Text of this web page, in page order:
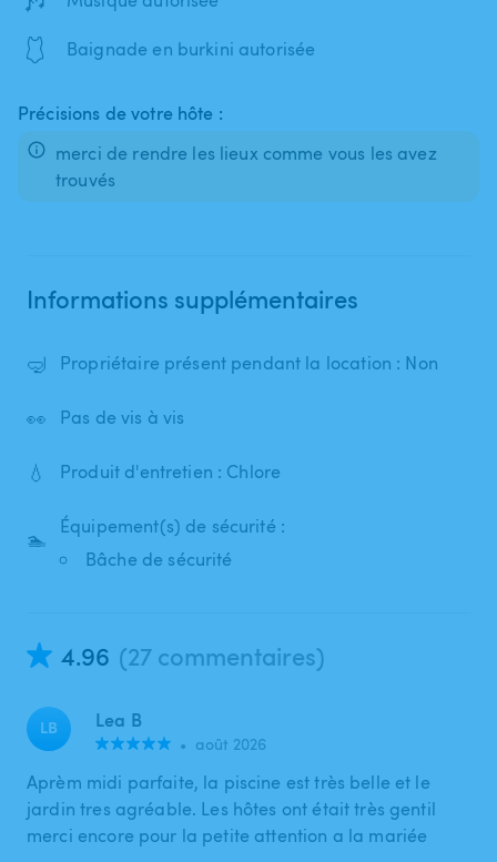
🩱 Baignade en burkini autorisée
Précisions de votre hôte :
merci de rendre les lieux comme vous les avez
trouvés
Informations supplémentaires
🤿 Propriétaire présent pendant la location : Non
👀 Pas de vis à vis
💧 Produit d'entretien : Chlore
🏊
Équipement(s) de sécurité :
Bâche de sécurité
4.96 (27 commentaires)
LB Lea B
• août 2026
Aprèm midi parfaite, la piscine est très belle et le
jardin tres agréable. Les hôtes ont était très gentil
merci encore pour la petite attention a la mariée